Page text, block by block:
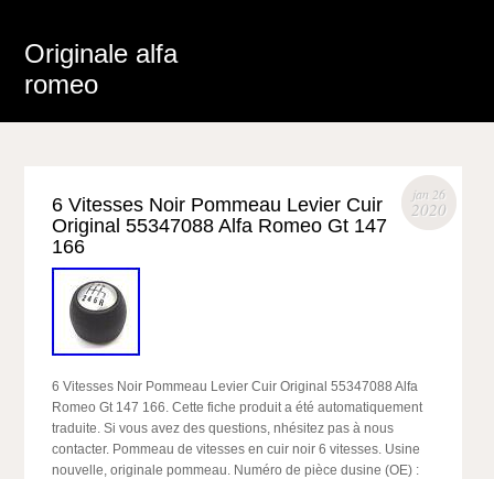
Originale alfa
romeo
jan 26
2020
6 Vitesses Noir Pommeau Levier Cuir
Original 55347088 Alfa Romeo Gt 147
166
6 Vitesses Noir Pommeau Levier Cuir Original 55347088 Alfa
Romeo Gt 147 166. Cette fiche produit a été automatiquement
traduite. Si vous avez des questions, nhésitez pas à nous
contacter. Pommeau de vitesses en cuir noir 6 vitesses. Usine
nouvelle, originale pommeau. Numéro de pièce dusine (OE) :